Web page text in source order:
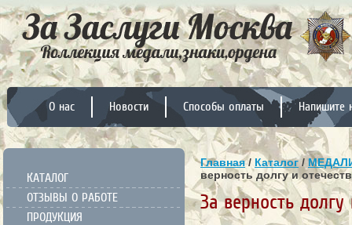
О нас Новости Способы оплаты Напишите
КАТАЛОГ
ОТЗЫВЫ О РАБОТЕ
ПРОДУКЦИЯ
Главная/ Каталог/
верность долгу и
За верность